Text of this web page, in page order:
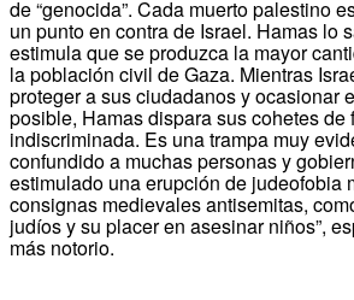
de “genocida”. Cada muerto palestino
un punto en contra de Israel. Hamas lo
estimula que se produzca la mayor
la población civil de Gaza. Mientras
proteger a sus ciudadanos y ocasionar
posible, Hamas dispara sus cohetes de
indiscriminada. Es una trampa muy
confundido a muchas personas y
estimulado una erupción de judeofobia
consignas medievales antisemitas,
judíos y su placer en asesinar niños”,
más notorio.